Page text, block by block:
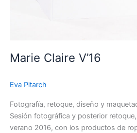
Marie Claire V’16
Eva Pitarch
Fotografía, retoque, diseño y
Sesión fotográfica y posterior
verano 2016, con los productos de